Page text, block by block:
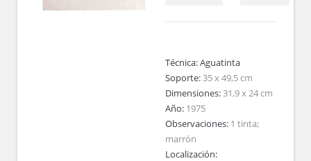
Técnica:Aguatinta
Soporte:35 x 49,5 cm
Dimensiones:31,9 x 24 cm
Año: 1975
Observaciones: 1 tinta;
marrón
Localización: